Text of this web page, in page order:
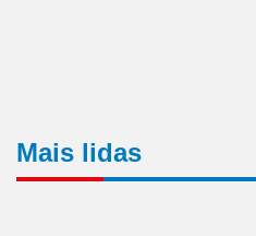
Mais lidas